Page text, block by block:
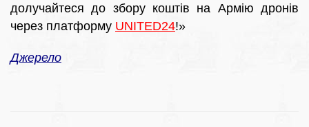
долучайтеся до збору коштів на Армію дронів
через платформу UNITED24!»
Джерело